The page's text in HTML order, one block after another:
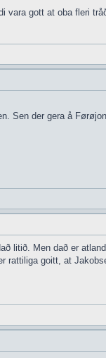
vara gott at oba fleri
Sen der gera å
litið. Men dað er
rattiliga goitt, at